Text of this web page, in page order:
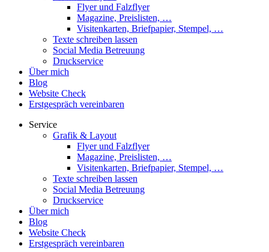
Flyer und Falzflyer
Magazine, Preislisten, …
Visitenkarten, Briefpapier, Stempel, …
Texte schreiben lassen
Social Media Betreuung
Druckservice
Über mich
Blog
Website Check
Erstgespräch vereinbaren
Service
Grafik & Layout
Flyer und Falzflyer
Magazine, Preislisten, …
Visitenkarten, Briefpapier, Stempel, …
Texte schreiben lassen
Social Media Betreuung
Druckservice
Über mich
Blog
Website Check
Erstgespräch vereinbaren